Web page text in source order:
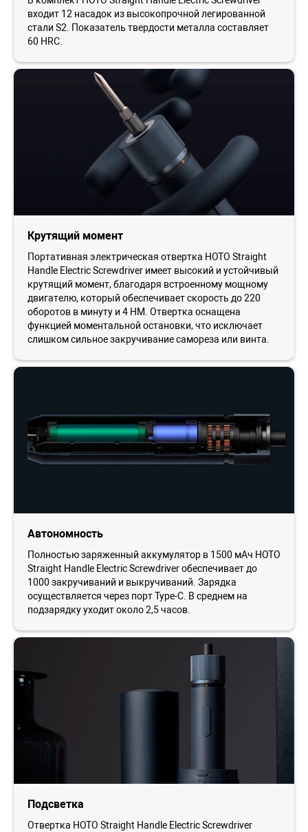
входит 12 насадок из высокопрочной легированной
стали S2. Показатель твердости металла составляет
60 HRC.
Крутящий момент
Портативная электрическая отвертка HOTO Straight
Handle Electric Screwdriver имеет высокий и устойчивый
крутящий момент, благодаря встроенному мощному
двигателю, который обеспечивает скорость до 220
оборотов в минуту и 4 НМ. Отвертка оснащена
функцией моментальной остановки, что исключает
слишком сильное закручивание самореза или винта.
Автономность
Полностью заряженный аккумулятор в 1500 мАч HOTO
Straight Handle Electric Screwdriver обеспечивает до
1000 закручиваний и выкручиваний. Зарядка
осуществляется через порт Type-C. В среднем на
подзарядку уходит около 2,5 часов.
Подсветка
Отвертка HOTO Straight Handle Electric Screwdriver